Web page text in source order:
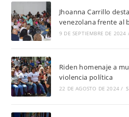
Jhoanna Carrillo
venezolana frente al
9 DE SEPTIEMBRE DE 2024
Riden homenaje a
violencia política
22 DE AGOSTO DE 2024 /